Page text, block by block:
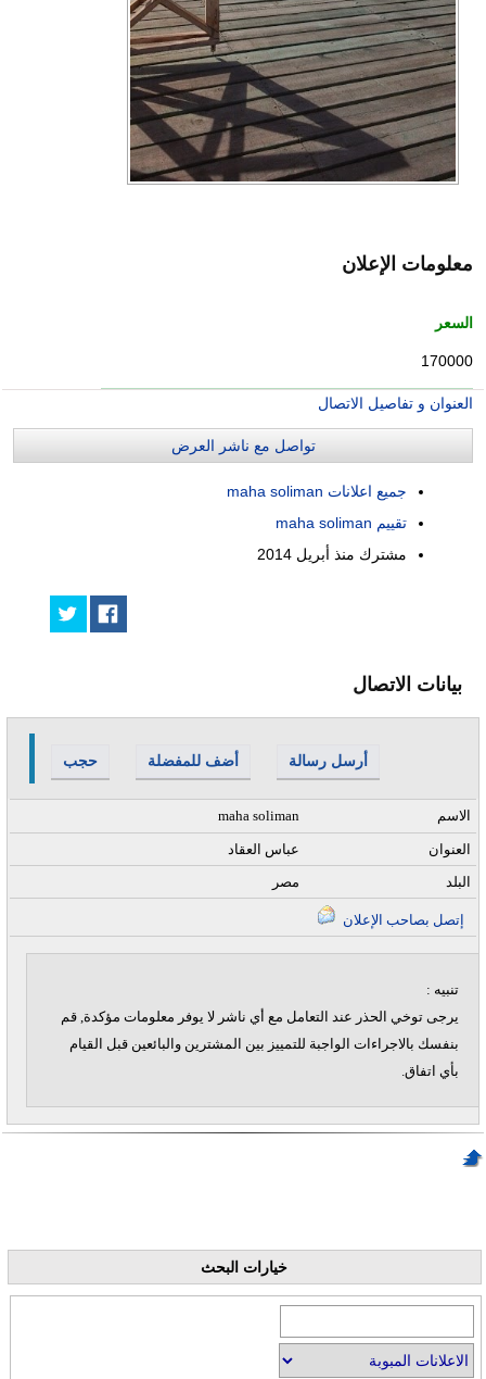
معلومات الإعلان
السعر
170000
العنوان و تفاصيل الاتصال
تواصل مع ناشر العرض
جميع اعلانات maha soliman
تقييم maha soliman
مشترك منذ أبريل 2014
بيانات الاتصال
حجب أضف للمفضلة أرسل رسالة
maha soliman الاسم
عباس العقاد
العنوان
مصر
البلد
تنبيه :
يرجى توخي الحذر عند التعامل مع أي ناشر لا يوفر معلومات مؤكدة, قم
بنفسك بالاجراءات الواجبة للتمييز بين المشترين والبائعين قبل القيام
بأي اتفاق.
خيارات البحث